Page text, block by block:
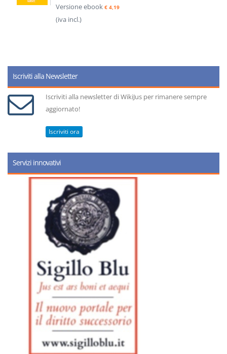
Versione ebook € 4,19
(iva incl.)
Iscriviti alla Newsletter
Iscriviti alla newsletter di WikiJus per rimanere sempre
aggiornato!
Iscriviti ora
Servizi innovativi